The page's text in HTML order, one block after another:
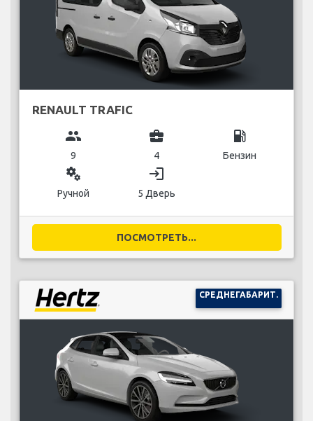
RENAULT TRAFIC
group
9
business_center
4
local_gas_station
Бензин
miscellaneous_services
Ручной
login
5 Дверь
ПОСМОТРЕТЬ...
СРЕДНЕГАБАРИТ.